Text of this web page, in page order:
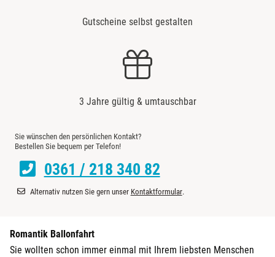
Gutscheine selbst gestalten
3 Jahre gültig & umtauschbar
Sie wünschen den persönlichen Kontakt?
Bestellen Sie bequem per Telefon!
0361 / 218 340 82
Alternativ nutzen Sie gern unser Kontaktformular.
Romantik Ballonfahrt
Sie wollten schon immer einmal mit Ihrem liebsten Menschen
Darmstadt
Dietzenbach